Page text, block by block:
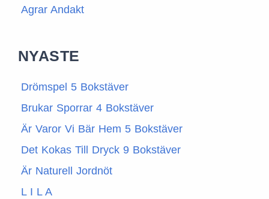
Agrar Andakt
NYASTE
Drömspel 5 Bokstäver
Brukar Sporrar 4 Bokstäver
Är Varor Vi Bär Hem 5 Bokstäver
Det Kokas Till Dryck 9 Bokstäver
Är Naturell Jordnöt
L I L A